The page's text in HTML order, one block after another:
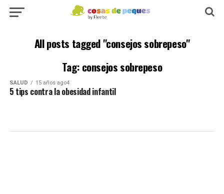
All posts tagged "consejos sobrepeso"
Tag: consejos sobrepeso
SALUD 15 años ago4
5 tips contra la obesidad infantil